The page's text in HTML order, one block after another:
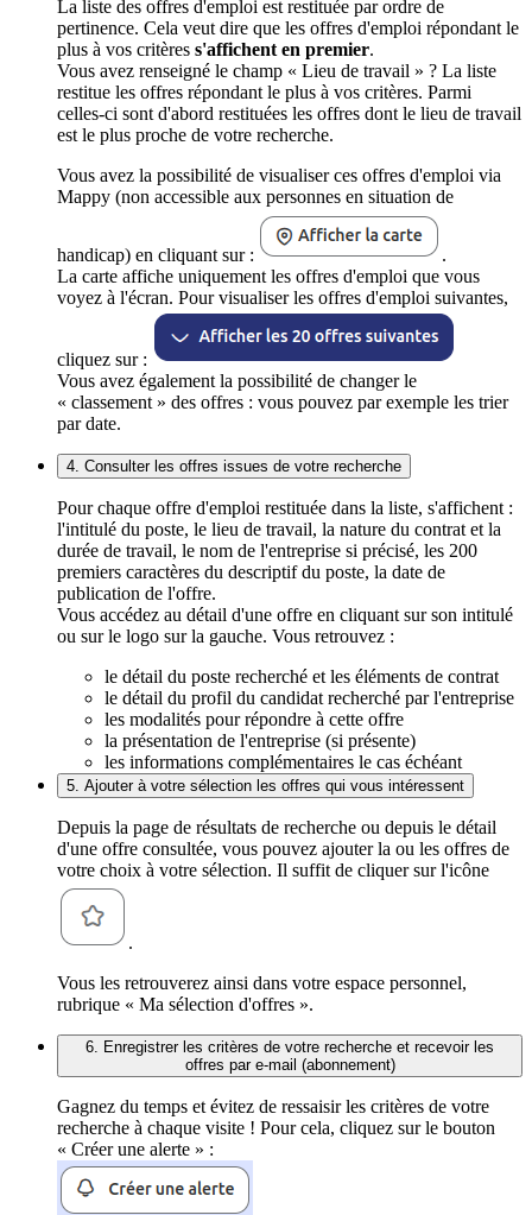
La liste des offres d'emploi est restituée par ordre de
pertinence. Cela veut dire que les offres d'emploi répondant le
plus à vos critères s'affichent en premier.
Vous avez renseigné le champ « Lieu de travail » ? La liste
restitue les offres répondant le plus à vos critères. Parmi
celles-ci sont d'abord restituées les offres dont le lieu de travail
est le plus proche de votre recherche.
Vous avez la possibilité de visualiser ces offres d'emploi via
Mappy (non accessible aux personnes en situation de
handicap) en cliquant sur :
.
La carte affiche uniquement les offres d'emploi que vous
voyez à l'écran. Pour visualiser les offres d'emploi suivantes,
cliquez sur :
Vous avez également la possibilité de changer le
« classement » des offres : vous pouvez par exemple les trier
par date.
4. Consulter les offres issues de votre recherche
Pour chaque offre d'emploi restituée dans la liste, s'affichent :
l'intitulé du poste, le lieu de travail, la nature du contrat et la
durée de travail, le nom de l'entreprise si précisé, les 200
premiers caractères du descriptif du poste, la date de
publication de l'offre.
Vous accédez au détail d'une offre en cliquant sur son intitulé
ou sur le logo sur la gauche. Vous retrouvez :
le détail du poste recherché et les éléments de contrat
le détail du profil du candidat recherché par l'entreprise
les modalités pour répondre à cette offre
la présentation de l'entreprise (si présente)
les informations complémentaires le cas échéant
5. Ajouter à votre sélection les offres qui vous intéressent
Depuis la page de résultats de recherche ou depuis le détail
d'une offre consultée, vous pouvez ajouter la ou les offres de
votre choix à votre sélection. Il suffit de cliquer sur l'icône
.
Vous les retrouverez ainsi dans votre espace personnel,
rubrique « Ma sélection d'offres ».
6. Enregistrer les critères de votre recherche et recevoir les
offres par e-mail (abonnement)
Gagnez du temps et évitez de ressaisir les critères de votre
recherche à chaque visite ! Pour cela, cliquez sur le bouton
« Créer une alerte » :